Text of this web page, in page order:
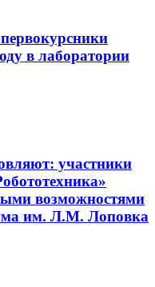
в лаборатории
участники
возможностями
им. Л.М. Лоповка